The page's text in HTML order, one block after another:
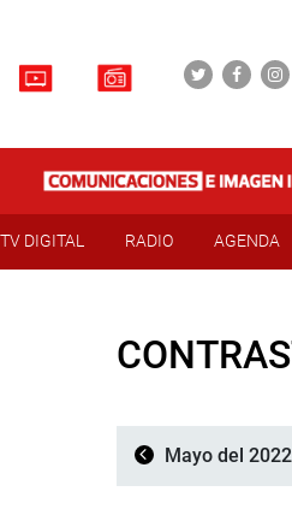
TV DIGITAL RADIO AGENDA
Mayo del 2022